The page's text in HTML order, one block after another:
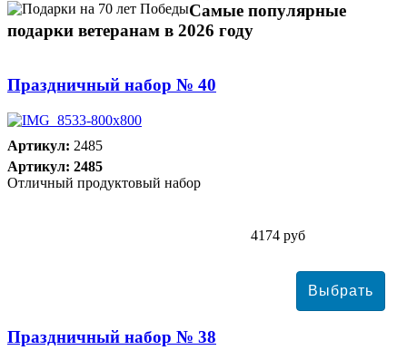
Самые популярные
подарки ветеранам в 2026 году
Праздничный набор № 40
Артикул: 2485
Артикул: 2485
Отличный продуктовый набор
4174 руб
Праздничный набор № 38